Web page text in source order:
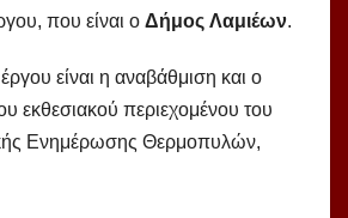
που είναι ο Δήμος Λαμιέων.
είναι η αναβάθμιση και ο
εκθεσιακού περιεχομένου του
Ενημέρωσης Θερμοπυλών,